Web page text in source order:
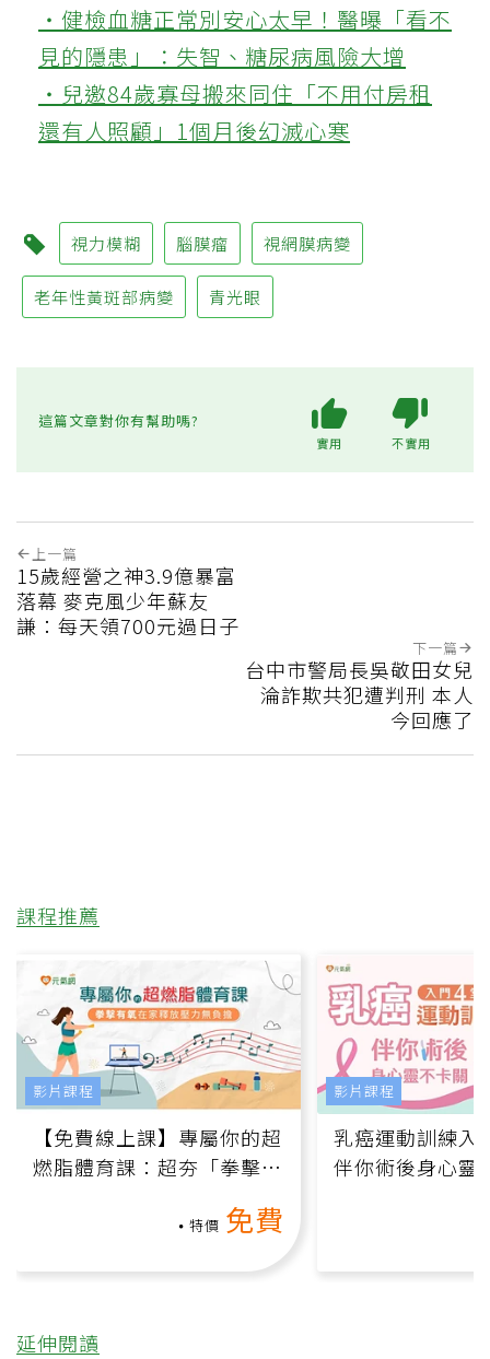
‧健檢血糖正常別安心太早！醫曝「看不
見的隱患」：失智、糖尿病風險大增
‧兒邀84歲寡母搬來同住「不用付房租
還有人照顧」1個月後幻滅心寒
視力模糊 腦膜瘤 視網膜病變
老年性黃斑部病變 青光眼
這篇文章對你有幫助嗎?
實用 不實用
上一篇
15歲經營之神3.9億暴富
落幕 麥克風少年蘇友
謙：每天領700元過日子
下一篇
台中市警局長吳敬田女兒
淪詐欺共犯遭判刑 本人
今回應了
課程推薦
【免費線上課】專屬你的超
燃脂體育課：超夯「拳擊有
特價 免費
影片課程
乳癌運動訓練入
伴你術後身心靈
影片課程
延伸閱讀